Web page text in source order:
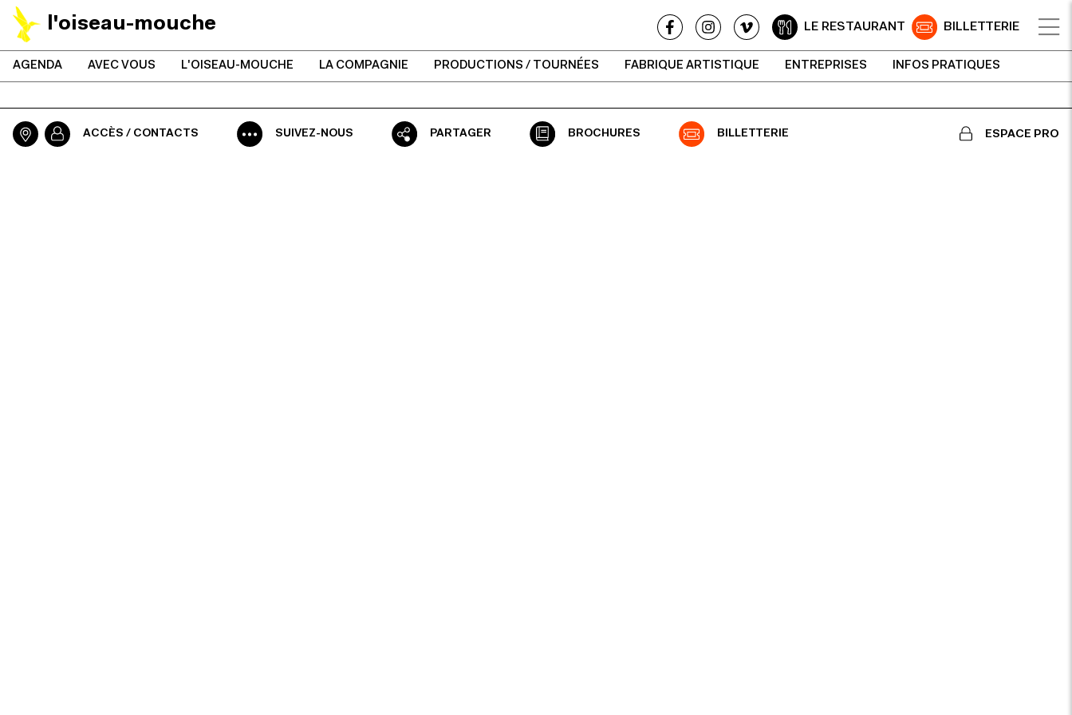
l'oiseau-mouche LE RESTAURANT BILLETTERIE
AGENDA AVEC VOUS L'OISEAU-MOUCHE LA COMPAGNIE PRODUCTIONS / TOURNÉES FABRIQUE ARTISTIQUE ENTREPRISES INFOS PRATIQUES
ACCÈS / CONTACTS SUIVEZ-NOUS PARTAGER BROCHURES BILLETTERIE ESPACE PRO